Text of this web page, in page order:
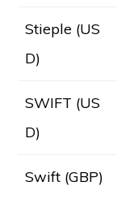
Stieple (US
D)
SWIFT (US
D)
Swift (GBP)